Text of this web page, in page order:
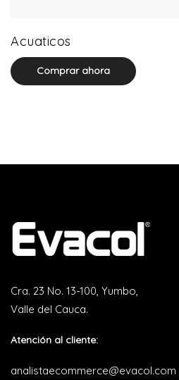
Acuaticos
Comprar ahora
Cra. 23 No. 13-100, Yumbo,
Valle del Cauca.
Atención al cliente:
analistaecommerce@evacol.com